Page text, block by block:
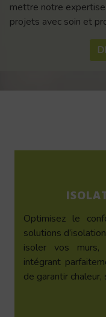
mettre notre
projets avec soin et
Optimisez le
solutions
isoler vos
intégrant
de garantir